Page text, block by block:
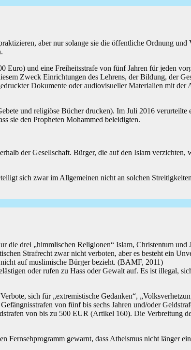
aber nur solange sie die öffentliche Ordnung
und eine Freiheitsstrafe von fünf Jahren für jeden
Zweck Einrichtungen des Lehrens, der Bildung, der
Dokumente oder audiovisueller Materialien mit der
und religiöse Bücher drucken). Im Juli 2016 verurteilte
sie den Propheten Mohammed beleidigten.
der Gesellschaft. Bürger, die auf den Islam verzichten,
sich zwar im Allgemeinen nicht an solchen
drei „himmlischen Religionen“ Islam, Christentum und
Strafrecht zwar nicht verboten, aber es besteht ein
auf muslimische Bürger bezieht. (BAMF, 2011)
oder rufen zu Hass oder Gewalt auf. Es ist illegal,
sich für „extremistische Gedanken“,
von fünf bis sechs Jahren und/oder
von bis zu 500 EUR (Artikel 160). Die Verbreitung
gewarnt, dass Atheismus nicht länger